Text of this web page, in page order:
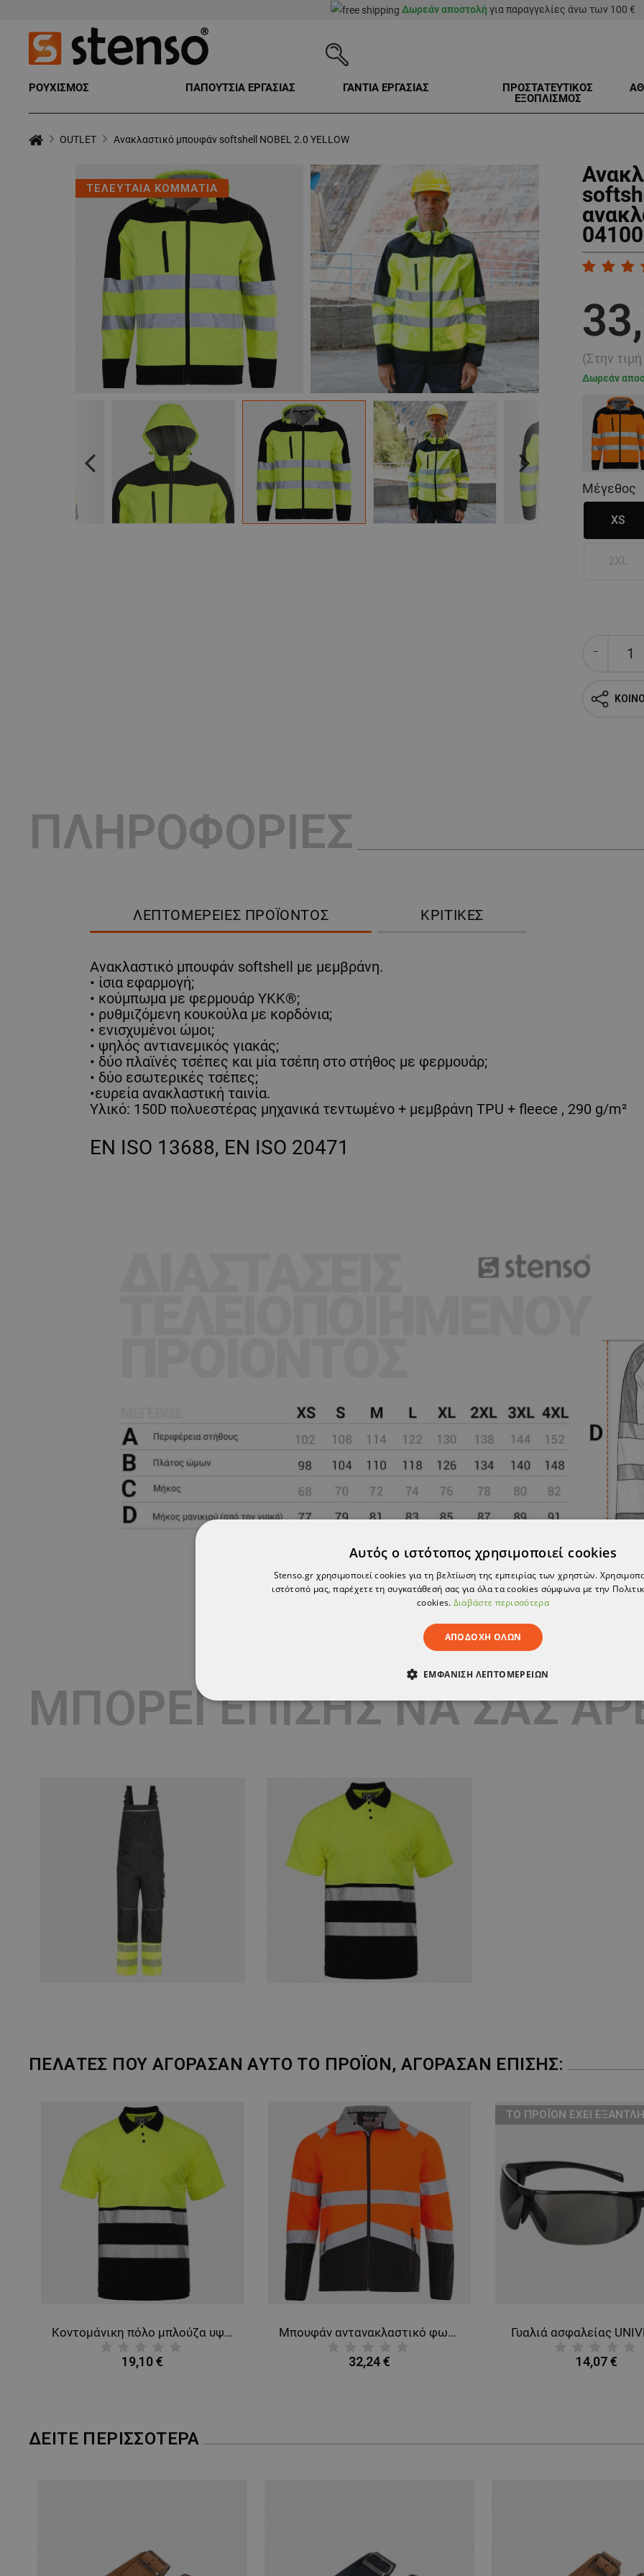
Δωρεάν αποστολή για παραγγελίες άνω των 100 €
ΡΟΥΧΙΣΜΟΣ ΠΑΠΟΥΤΣΙΑ ΕΡΓΑΣΙΑΣ ΓΑΝΤΙΑ ΕΡΓΑΣΙΑΣ
ΠΡΟΣΤΑΤΕΥΤΙΚΟΣ
ΕΞΟΠΛΙΣΜΟΣ
OUTLET Ανακλαστικό μπουφάν softshell NOBEL 2.0 YELLOW
ΤΕΛΕΥΤΑΙΑ ΚΟΜΜΑΤΙΑ
Previous Next
(Στην
Δωρεάν
Μέγεθος
XS
ΠΛΗΡΟΦΟΡΙΕΣ
ΛΕΠΤΟΜΈΡΕΙΕΣ ΠΡΟΪΌΝΤΟΣ ΚΡΙΤΙΚΈΣ
Ανακλαστικό μπουφάν softshell με μεμβράνη.
• ίσια εφαρμογή;
• κούμπωμα με φερμουάρ YKK®;
• ρυθμιζόμενη κουκούλα με κορδόνια;
• ενισχυμένοι ώμοι;
• ψηλός αντιανεμικός γιακάς;
• δύο πλαϊνές τσέπες και μία τσέπη στο στήθος με φερμουάρ;
• δύο εσωτερικές τσέπες;
•ευρεία ανακλαστική ταινία.
Υλικό: 150D πολυεστέρας μηχανικά τεντωμένο + μεμβράνη TPU + fleece , 290 g/m²
EN ISO 13688, EN ISO 20471
ΜΠΟΡΕΊ ΕΠΊΣΗΣ ΝΑ ΣΑΣ
ΠΕΛΆΤΕΣ ΠΟΥ ΑΓΌΡΑΣΑΝ ΑΥΤΌ ΤΟ ΠΡΟΪΌΝ, ΑΓΌΡΑΣΑΝ ΕΠΊΣΗΣ:
Κοντομάνικη πόλο μπλούζα υψηλής ορατότητας PRISMA HV YELLOW/BLACK
19,10 €
Μπουφάν αντανακλαστικό φωσφοριζέ softshell NOBEL ORANGE
32,24 €
ТΟ ΠΡΟΪΌΝ ΈΧΕΙ
Γυαλιά ασφαλείας
14,07 €
ΔΕΊΤΕ ΠΕΡΙΣΣΌΤΕΡΑ
Αυτός ο ιστότοπος χρησιμοποιεί cookies
Stenso.gr χρησιμοποιεί cookies για τη βελτίωση της εμπειρίας των χρηστών.
ιστότοπό μας, παρέχετε τη συγκατάθεσή σας για όλα τα cookies σύμφωνα με την
cookies. Διαβάστε περισσότερα
ΑΠΟΔΟΧΉ ΌΛΩΝ
ΕΜΦΆΝΙΣΗ ΛΕΠΤΟΜΕΡΕΙΏΝ
ΑΠΟΛΎΤΩΣ ΑΠΑΡΑΊΤΗΤΑ ΑΠΌΔΟΣΗΣ ΣΤΌΧΕΥΣΗΣ